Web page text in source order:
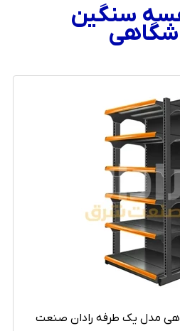
سنگین
مدل یک طرفه رادان صنعت